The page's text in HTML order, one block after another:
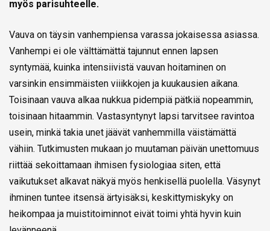
myös parisuhteelle.
Vauva on täysin vanhempiensa varassa jokaisessa asiassa.
Vanhempi ei ole välttämättä tajunnut ennen lapsen
syntymää, kuinka intensiivistä vauvan hoitaminen on
varsinkin ensimmäisten viiikkojen ja kuukausien aikana.
Toisinaan vauva alkaa nukkua pidempiä pätkiä nopeammin,
toisinaan hitaammin. Vastasyntynyt lapsi tarvitsee ravintoa
usein, minkä takia unet jäävät vanhemmilla väistämättä
vähiin. Tutkimusten mukaan jo muutaman päivän unettomuus
riittää sekoittamaan ihmisen fysiologiaa siten, että
vaikutukset alkavat näkyä myös henkisellä puolella. Väsynyt
ihminen tuntee itsensä ärtyisäksi, keskittymiskyky on
heikompaa ja muistitoiminnot eivät toimi yhtä hyvin kuin